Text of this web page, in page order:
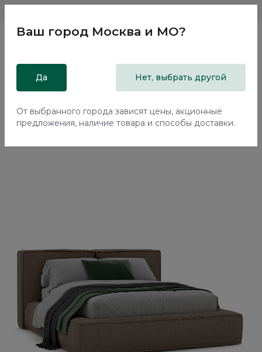
Главная
Кровати
Кровать с подъемным механизмом Нью-Йорк / New York
Ваш город Москва и МО?
Да Нет, выбрать другой
От выбранного города зависят цены, акционные
предложения, наличие товара и способы доставки.